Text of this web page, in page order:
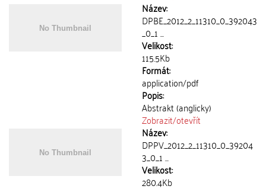
Název:
DPBE_2012_2_11310_0_392043
_0_1 ...
Velikost:
115.5Kb
Formát:
application/pdf
Popis:
Abstrakt (anglicky)
Zobrazit/otevřít
Název:
DPPV_2012_2_11310_0_39204
3_0_1 ...
Velikost:
280.4Kb